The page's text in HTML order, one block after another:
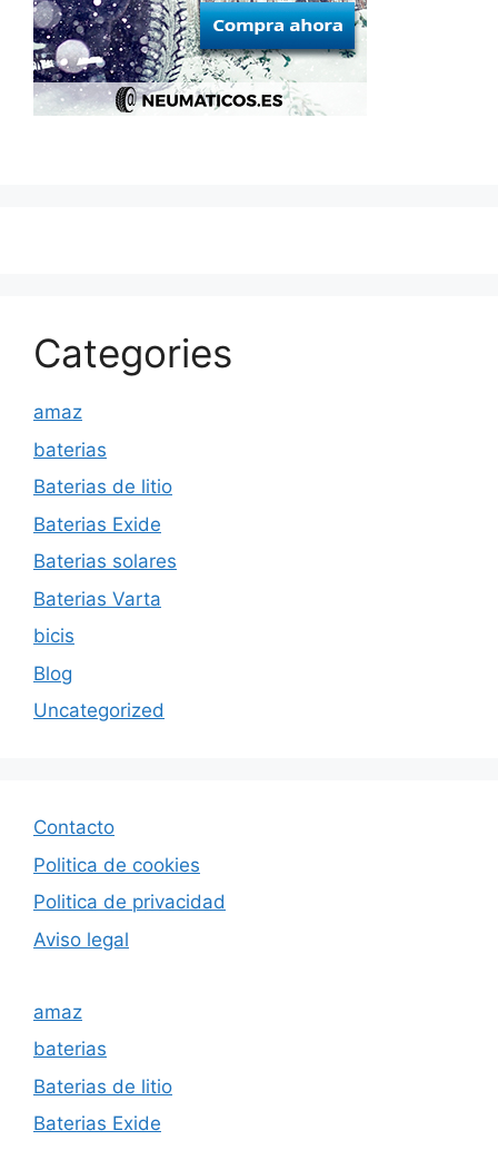
Categories
amaz
baterias
Baterias de litio
Baterias Exide
Baterias solares
Baterias Varta
bicis
Blog
Uncategorized
Contacto
Politica de cookies
Politica de privacidad
Aviso legal
amaz
baterias
Baterias de litio
Baterias Exide